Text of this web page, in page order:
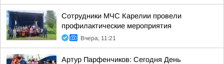
Сотрудники МЧС Карелии провели
профилактические мероприятия
Вчера, 11:21
Артур Парфенчиков: Сегодня День